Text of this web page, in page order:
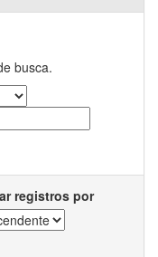
busca.
registros por